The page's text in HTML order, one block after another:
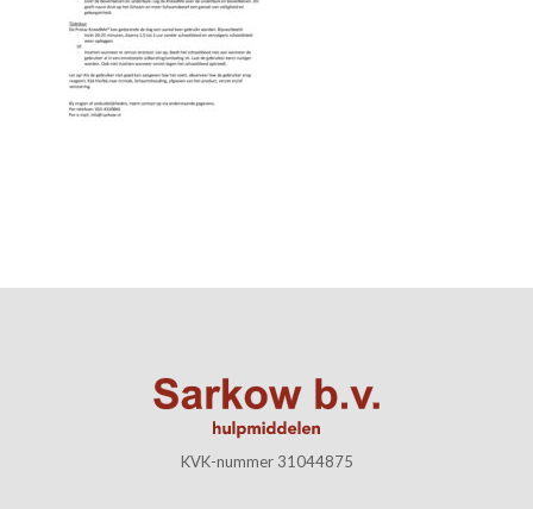
KVK-nummer 31044875